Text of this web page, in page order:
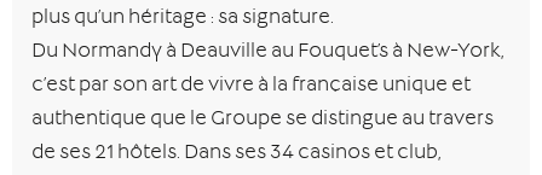
plus qu’un héritage : sa signature.
Du Normandy à Deauville au Fouquet’s à New-York,
c’est par son art de vivre à la française unique et
authentique que le Groupe se distingue au travers
de ses 21 hôtels. Dans ses 34 casinos et club,